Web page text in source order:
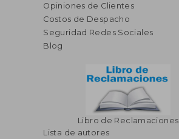
Opiniones de Clientes
Costos de Despacho
Seguridad Redes Sociales
Blog
Libro de Reclamaciones
Lista de autores